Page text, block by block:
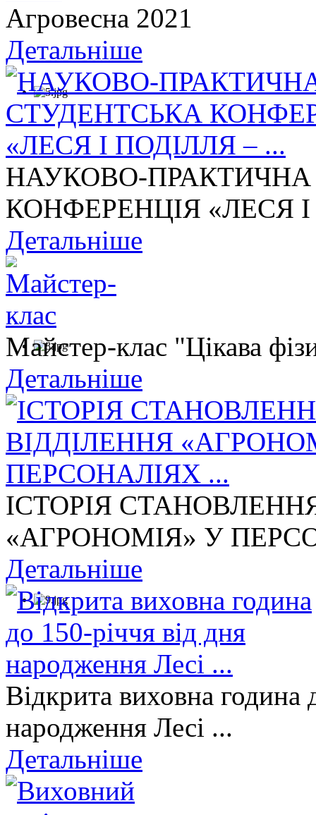
Агровесна 2021
Детальніше
НАУКОВО-
КОНФЕРЕНЦІЯ «ЛЕСЯ І
Детальніше
Майстер-клас "Цікава
Детальніше
ІСТОРІЯ
«АГРОНОМІЯ» У
Детальніше
Відкрита виховна година
народження Лесі ...
Детальніше